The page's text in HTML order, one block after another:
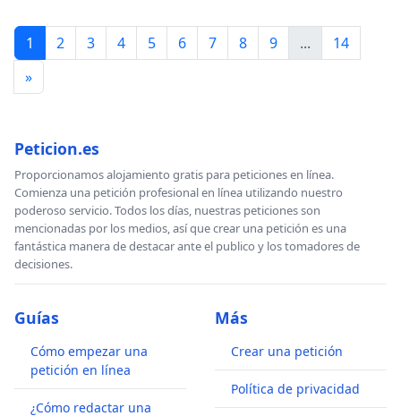
1 2 3 4 5 6 7 8 9 ...
14
»
Peticion.es
Proporcionamos alojamiento gratis para peticiones en línea.
Comienza una petición profesional en línea utilizando nuestro
poderoso servicio. Todos los días, nuestras peticiones son
mencionadas por los medios, así que crear una petición es una
fantástica manera de destacar ante el publico y los tomadores de
decisiones.
Guías
Cómo empezar una
petición en línea
¿Cómo redactar una
Más
Crear una petición
Política de privacidad